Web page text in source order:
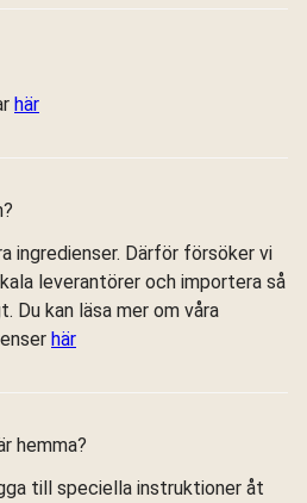
här
ingredienser. Därför försöker vi
leverantörer och importera så
Du kan läsa mer om våra
här
hemma?
till speciella instruktioner åt